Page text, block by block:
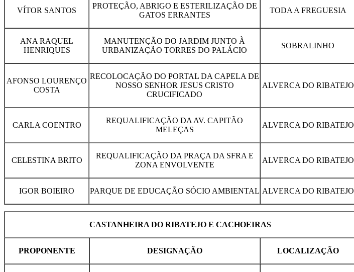
VÍTOR SANTOS
PROTEÇÃO, ABRIGO E ESTERILIZAÇÃO DE
GATOS ERRANTES
TODA A FREGUESIA
ANA RAQUEL
HENRIQUES
MANUTENÇÃO DO JARDIM JUNTO À
URBANIZAÇÃO TORRES DO PALÁCIO
SOBRALINHO
AFONSO LOURENÇO
COSTA
RECOLOCAÇÃO DO PORTAL DA CAPELA DE
NOSSO SENHOR JESUS CRISTO
CRUCIFICADO
ALVERCA DO RIBATEJO
CARLA COENTRO
REQUALIFICAÇÃO DA AV. CAPITÃO
MELEÇAS
ALVERCA DO RIBATEJO
CELESTINA BRITO
REQUALIFICAÇÃO DA PRAÇA DA SFRA E
ZONA ENVOLVENTE
ALVERCA DO RIBATEJO
IGOR BOIEIRO PARQUE DE EDUCAÇÃO SÓCIO AMBIENTAL ALVERCA DO RIBATEJO
CASTANHEIRA DO RIBATEJO E CACHOEIRAS
PROPONENTE DESIGNAÇÃO LOCALIZAÇÃO